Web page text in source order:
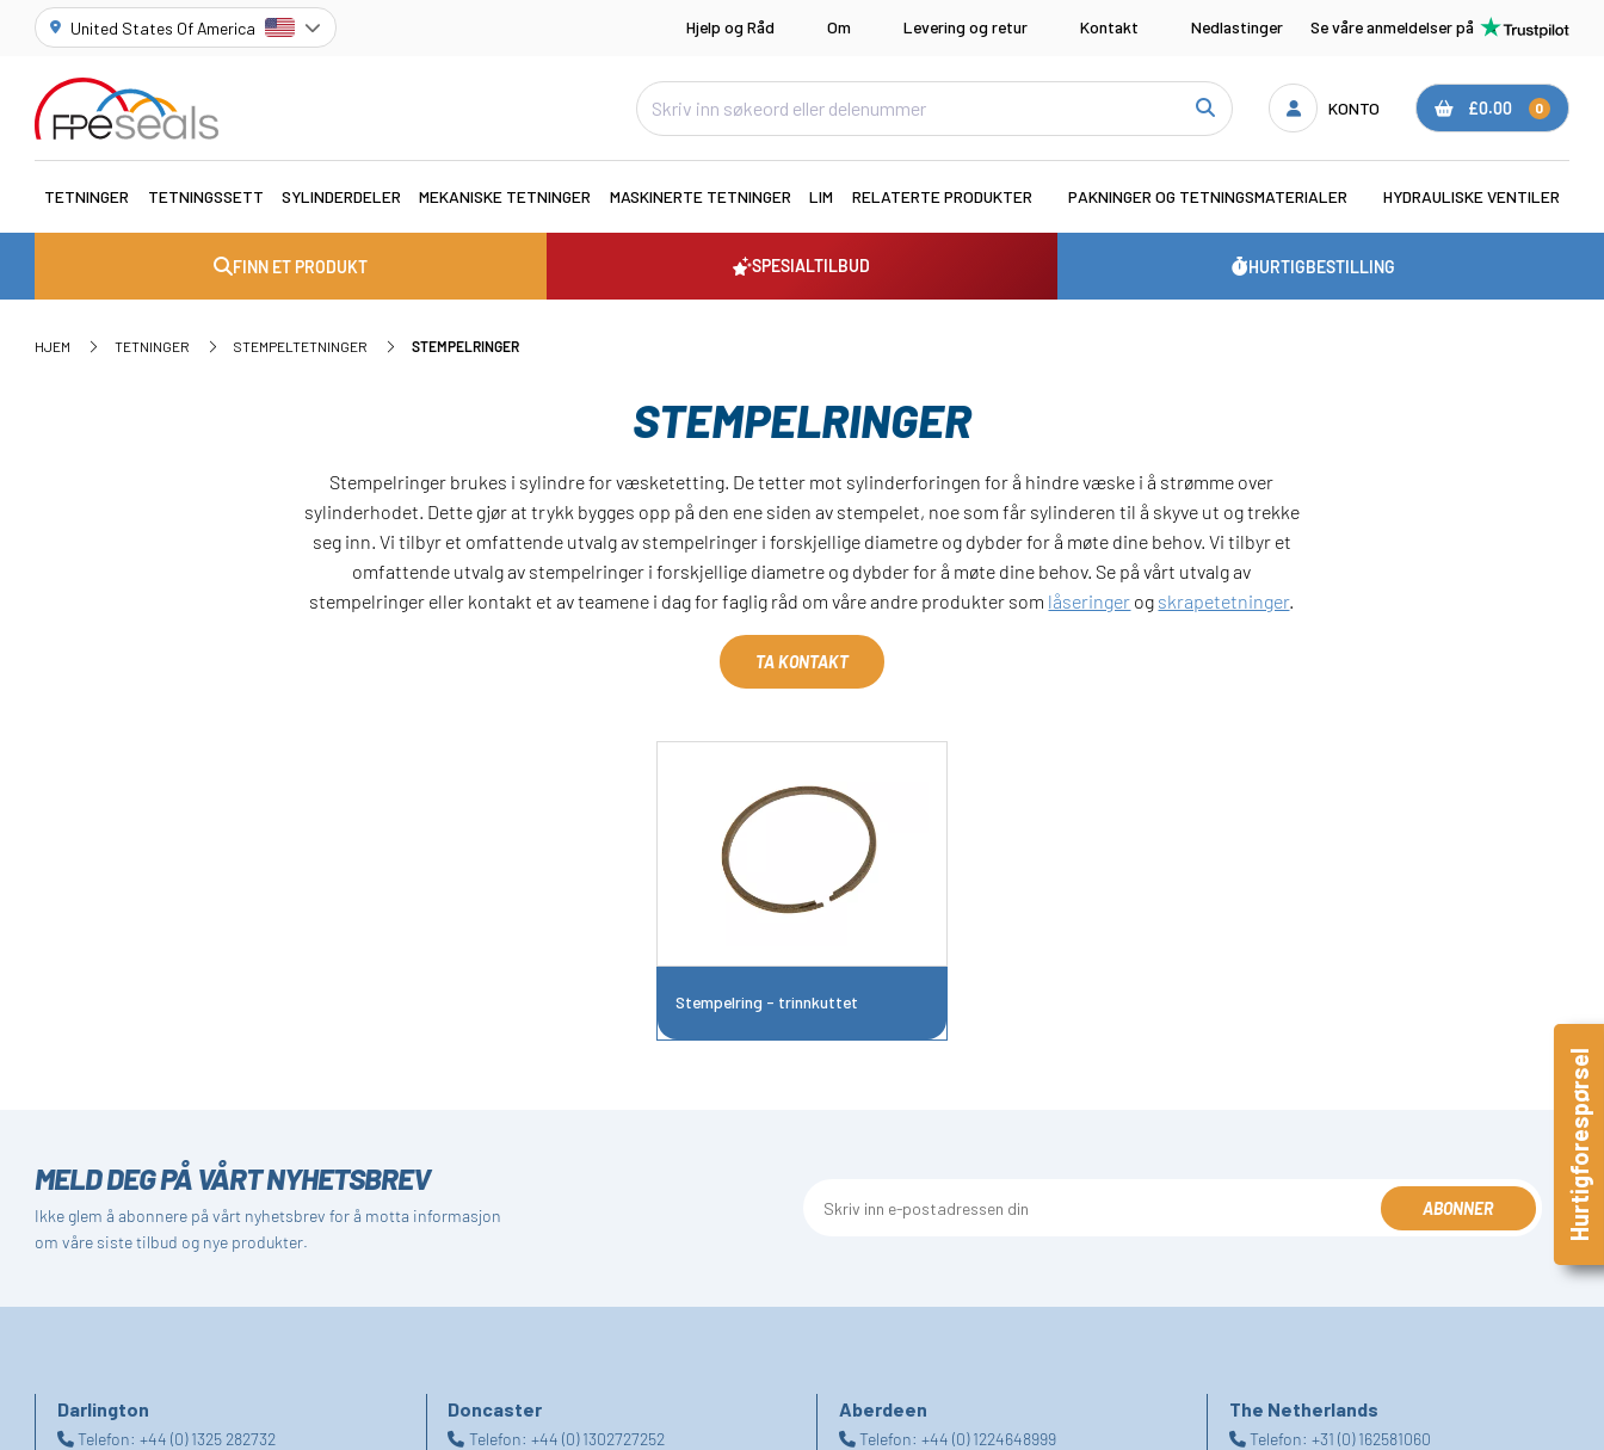
United States Of America Hjelp og Råd Om Levering og retur Kontakt Nedlastinger Se våre anmeldelser på
KONTO £0.00 0
TETNINGER TETNINGSSETT SYLINDERDELER MEKANISKE TETNINGER MASKINERTE TETNINGER LIM RELATERTE PRODUKTER PAKNINGER OG TETNINGSMATERIALER HYDRAULISKE VENTILER
FINN ET PRODUKT SPESIALTILBUD HURTIGBESTILLING
HJEM TETNINGER STEMPELTETNINGER STEMPELRINGER
STEMPELRINGER
Stempelringer brukes i sylindre for væsketetting. De tetter mot sylinderforingen for å hindre væske i å strømme over
sylinderhodet. Dette gjør at trykk bygges opp på den ene siden av stempelet, noe som får sylinderen til å skyve ut og trekke
seg inn. Vi tilbyr et omfattende utvalg av stempelringer i forskjellige diametre og dybder for å møte dine behov. Vi tilbyr et
omfattende utvalg av stempelringer i forskjellige diametre og dybder for å møte dine behov. Se på vårt utvalg av
stempelringer eller kontakt et av teamene i dag for faglig råd om våre andre produkter som låseringer og skrapetetninger.
TA KONTAKT
Stempelring - trinnkuttet
MELD DEG PÅ VÅRT NYHETSBREV
Ikke glem å abonnere på vårt nyhetsbrev for å motta informasjon
om våre siste tilbud og nye produkter.
ABONNER
Darlington
Telefon:+44 (0) 1325 282732
Doncaster
Telefon: +44 (0) 1302727252
Aberdeen
Telefon: +44 (0) 1224648999
The Netherlands
Telefon:+31 (0) 162581060
Hurtigforespørsel